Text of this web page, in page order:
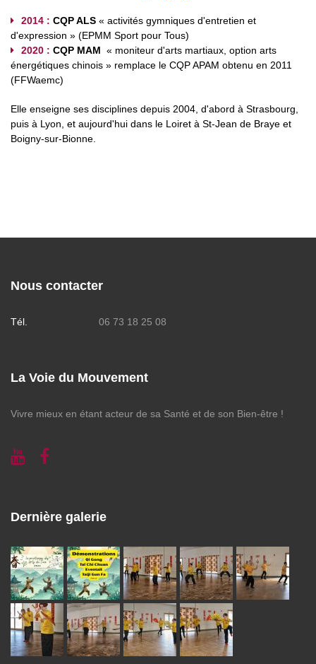
2014 : CQP ALS « activités gymniques d'entretien et
d'expression » (EPMM Sport pour Tous)
2020 : CQP MAM « moniteur d'arts martiaux, option arts
énergétiques chinois » remplace le CQP APAM obtenu en 2011
(FFWaemc)
Elle enseigne ses disciplines depuis 2004, d'abord à Strasbourg,
puis à Lyon, et aujourd'hui dans le Loiret à St-Jean de Braye et
Boigny-sur-Bionne.
Nous contacter
Tél. 06 73 18 25 08
La Voie du Mouvement
Vivre mieux en étant acteur de sa Santé et de son Bien-être !
Dernière galerie